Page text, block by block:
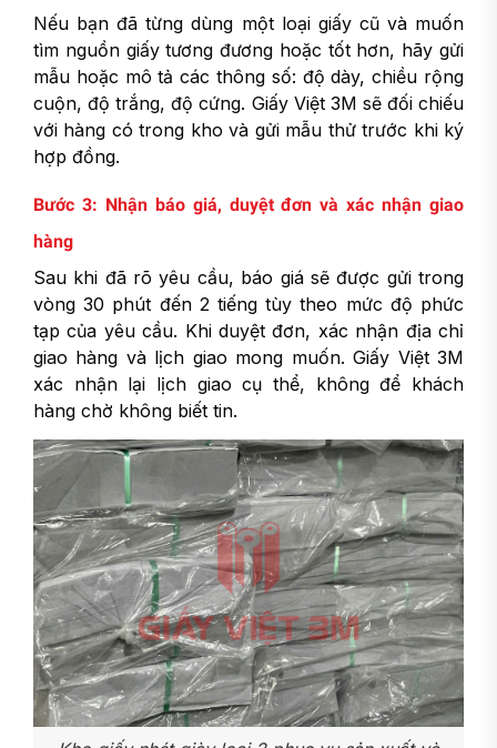
Nếu bạn đã từng dùng một loại giấy cũ và muốn
tìm nguồn giấy tương đương hoặc tốt hơn, hãy gửi
mẫu hoặc mô tả các thông số: độ dày, chiều rộng
cuộn, độ trắng, độ cứng. Giấy Việt 3M sẽ đối chiếu
với hàng có trong kho và gửi mẫu thử trước khi ký
hợp đồng.
Bước 3: Nhận báo giá, duyệt đơn và xác nhận giao
hàng
Sau khi đã rõ yêu cầu, báo giá sẽ được gửi trong
vòng 30 phút đến 2 tiếng tùy theo mức độ phức
tạp của yêu cầu. Khi duyệt đơn, xác nhận địa chỉ
giao hàng và lịch giao mong muốn. Giấy Việt 3M
xác nhận lại lịch giao cụ thể, không để khách
hàng chờ không biết tin.